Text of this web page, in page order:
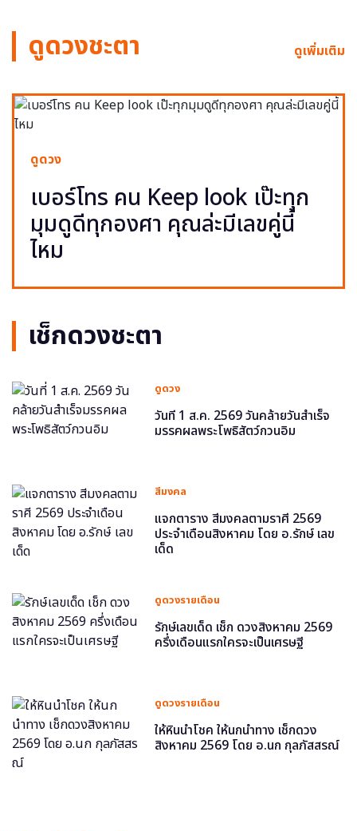
ดูดวงชะตา ดูเพิ่มเติม
ดูดวง
เบอร์โทร คน Keep look เป๊ะทุก
มุมดูดีทุกองศา คุณล่ะมีเลขคู่นี้
ไหม
เช็กดวงชะตา
ดูดวง
วันที่ 1 ส.ค. 2569 วันคล้ายวันสำเร็จ
มรรคผลพระโพธิสัตว์กวนอิม
สีมงคล
แจกตาราง สีมงคลตามราศี 2569
ประจำเดือนสิงหาคม โดย อ.รักษ์ เลข
เด็ด
ดูดวงรายเดือน
รักษ์เลขเด็ด เช็ก ดวงสิงหาคม 2569
ครึ่งเดือนแรกใครจะเป็นเศรษฐี
ดูดวงรายเดือน
ให้หินนำโชค ให้นกนำทาง เช็กดวง
สิงหาคม 2569 โดย อ.นก กุลภัสสรณ์